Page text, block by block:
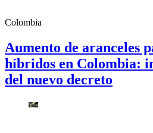
Colombia
Aumento de aranceles
híbridos en Colombia:
del nuevo decreto